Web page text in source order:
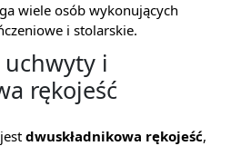
wiele osób wykonujących
i stolarskie.
i
rękojeść
dwuskładnikowa rękojeść,